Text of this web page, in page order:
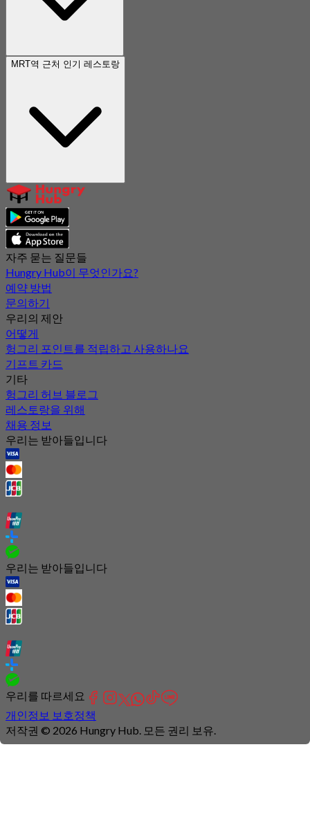
MRT역 근처 인기 레스토랑
자주 묻는 질문들
Hungry Hub이 무엇인가요?
예약 방법
문의하기
우리의 제안
어떻게
헝그리 포인트를 적립하고 사용하나요
기프트 카드
기타
헝그리 허브 블로그
레스토랑을 위해
채용 정보
우리는 받아들입니다
우리는 받아들입니다
우리를 따르세요
개인정보 보호정책
저작권 © 2026 Hungry Hub. 모든 권리 보유.
Connection